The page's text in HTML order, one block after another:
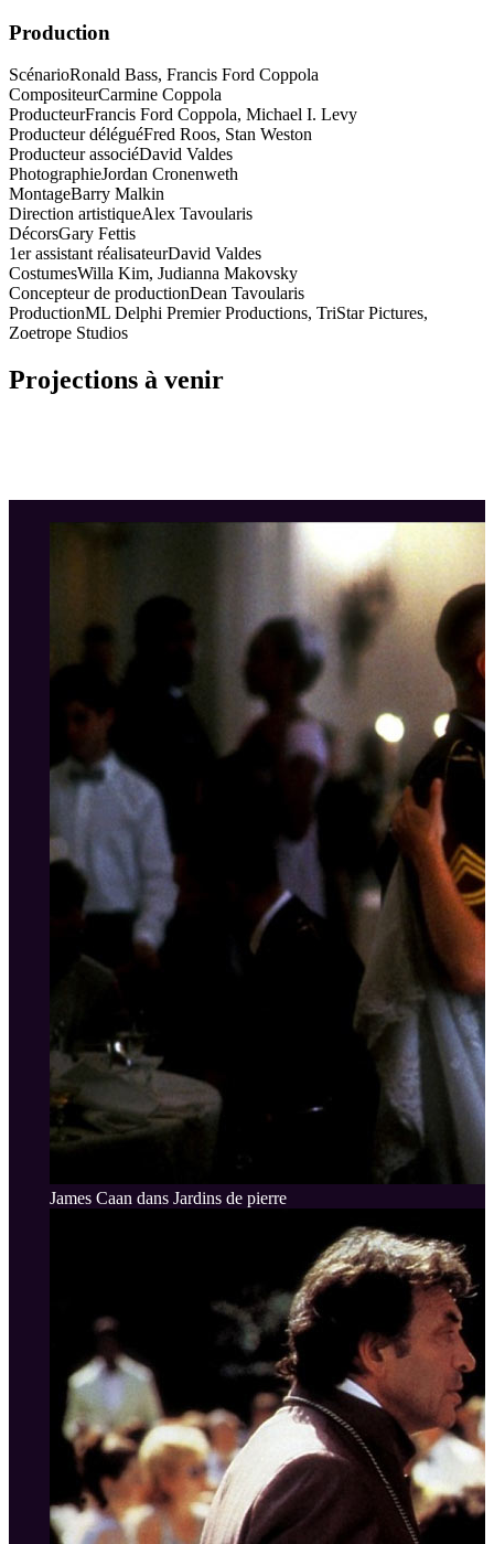
Production
ScénarioRonald Bass, Francis Ford Coppola
CompositeurCarmine Coppola
ProducteurFrancis Ford Coppola, Michael I. Levy
Producteur déléguéFred Roos, Stan Weston
Producteur associéDavid Valdes
PhotographieJordan Cronenweth
MontageBarry Malkin
Direction artistiqueAlex Tavoularis
DécorsGary Fettis
1er assistant réalisateurDavid Valdes
CostumesWilla Kim, Judianna Makovsky
Concepteur de productionDean Tavoularis
ProductionML Delphi Premier Productions, TriStar Pictures,
Zoetrope Studios
Projections à venir
James Caan dans Jardins de pierre